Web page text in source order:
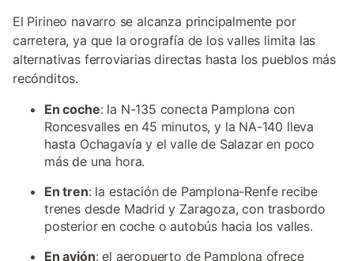
El Pirineo navarro se alcanza principalmente por
carretera, ya que la orografía de los valles limita las
alternativas ferroviarias directas hasta los pueblos más
recónditos.
En coche: la N-135 conecta Pamplona con
Roncesvalles en 45 minutos, y la NA-140 lleva
hasta Ochagavía y el valle de Salazar en poco
más de una hora.
En tren: la estación de Pamplona-Renfe recibe
trenes desde Madrid y Zaragoza, con trasbordo
posterior en coche o autobús hacia los valles.
En avión: el aeropuerto de Pamplona ofrece